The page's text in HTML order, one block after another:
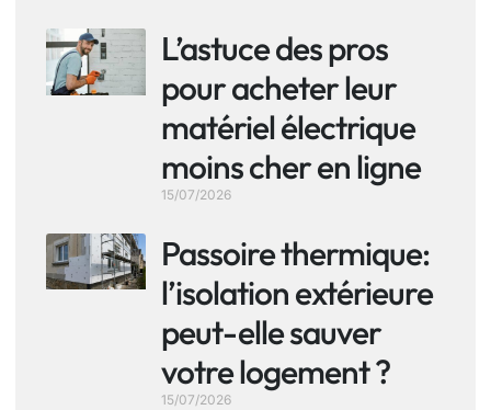
L’astuce des pros
pour acheter leur
matériel électrique
moins cher en ligne
15/07/2026
Passoire thermique:
l’isolation extérieure
peut-elle sauver
votre logement ?
15/07/2026